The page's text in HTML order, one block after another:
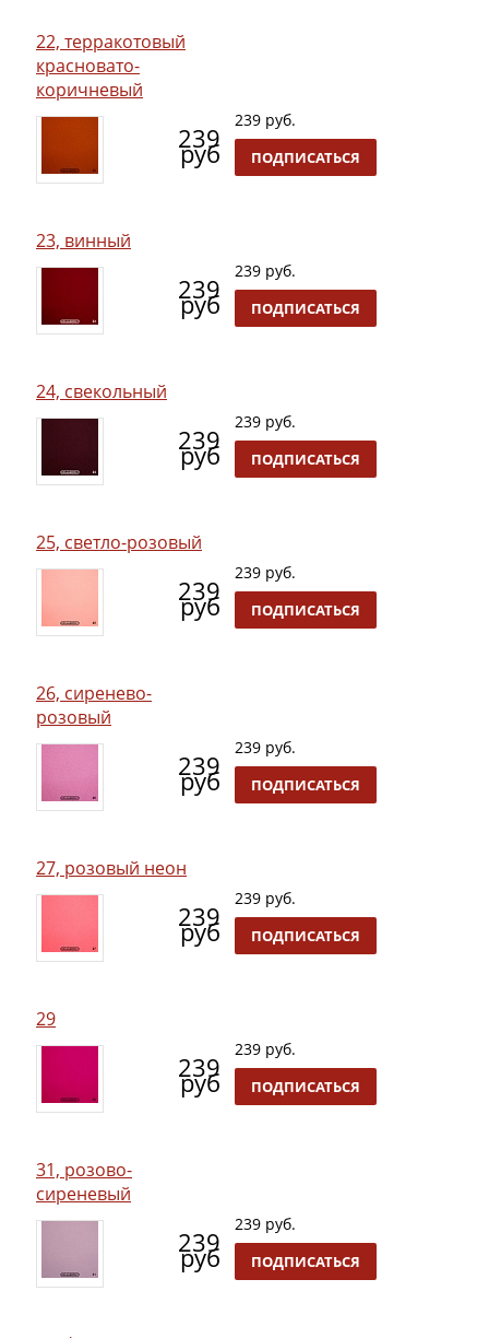
22, терракотовый
красновато-
коричневый
239
руб
239 руб.
ПОДПИСАТЬСЯ
23, винный
239
руб
239 руб.
ПОДПИСАТЬСЯ
24, свекольный
239
руб
239 руб.
ПОДПИСАТЬСЯ
25, светло-розовый
239
руб
239 руб.
ПОДПИСАТЬСЯ
26, сиренево-
розовый
239
руб
239 руб.
ПОДПИСАТЬСЯ
27, розовый неон
239
руб
239 руб.
ПОДПИСАТЬСЯ
29
239
руб
239 руб.
ПОДПИСАТЬСЯ
31, розово-
сиреневый
239
руб
239 руб.
ПОДПИСАТЬСЯ